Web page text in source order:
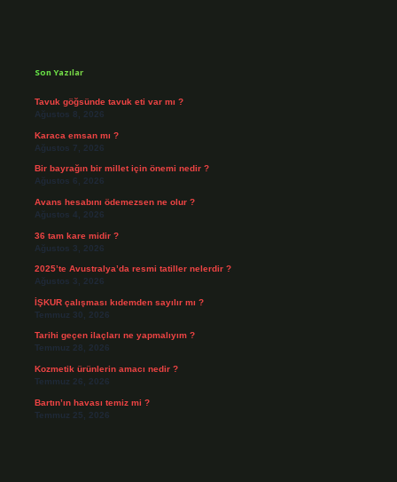
Son Yazılar
Tavuk göğsünde tavuk eti var mı ?
Ağustos 8, 2026
Karaca emsan mı ?
Ağustos 7, 2026
Bir bayrağın bir millet için önemi nedir ?
Ağustos 6, 2026
Avans hesabını ödemezsen ne olur ?
Ağustos 4, 2026
36 tam kare midir ?
Ağustos 3, 2026
2025’te Avustralya’da resmi tatiller nelerdir ?
Ağustos 3, 2026
İŞKUR çalışması kıdemden sayılır mı ?
Temmuz 30, 2026
Tarihi geçen ilaçları ne yapmalıyım ?
Temmuz 28, 2026
Kozmetik ürünlerin amacı nedir ?
Temmuz 26, 2026
Bartın’ın havası temiz mi ?
Temmuz 25, 2026